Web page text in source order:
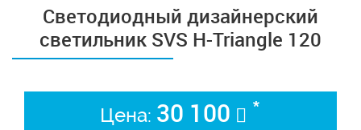
Cветодиодный дизайнерский
светильник SVS H-Triangle 120
Цена: 30 100 *